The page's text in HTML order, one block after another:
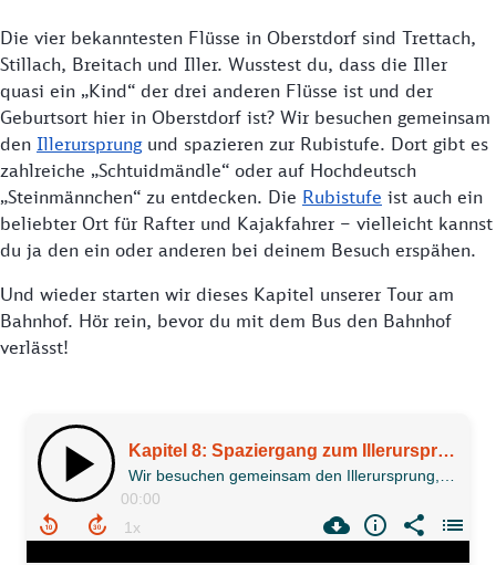
Die vier bekanntesten Flüsse in Oberstdorf sind Trettach,
Stillach, Breitach und Iller. Wusstest du, dass die Iller
quasi ein „Kind“ der drei anderen Flüsse ist und der
Geburtsort hier in Oberstdorf ist? Wir besuchen gemeinsam
den Illerursprungund spazieren zur Rubistufe. Dort gibt es
zahlreiche „Schtuidmändle“ oder auf Hochdeutsch
„Steinmännchen“ zu entdecken. Die Rubistufe ist auch ein
beliebter Ort für Rafter und Kajakfahrer – vielleicht kannst
du ja den ein oder anderen bei deinem Besuch erspähen.
Und wieder starten wir dieses Kapitel unserer Tour am
Bahnhof. Hör rein, bevor du mit dem Bus den Bahnhof
verlässt!